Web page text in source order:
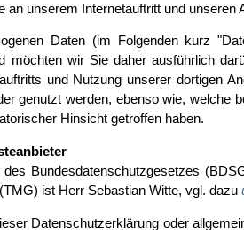
an unserem Internetauftritt und unseren
Daten (im Folgenden kurz
möchten wir Sie daher ausführlich
und Nutzung unserer dortigen
genutzt werden, ebenso wie, welche
Hinsicht getroffen haben.
Bundesdatenschutzgesetzes
ist Herr Sebastian Witte, vgl. dazu
Datenschutzerklärung oder